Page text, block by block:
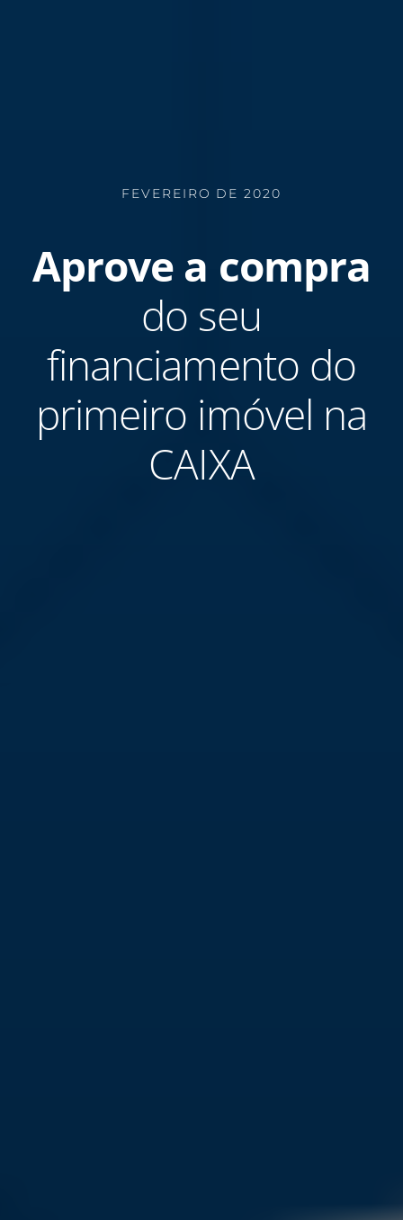
FEVEREIRO DE 2020
Aprove a compra
do seu
financiamento do
primeiro imóvel na
CAIXA